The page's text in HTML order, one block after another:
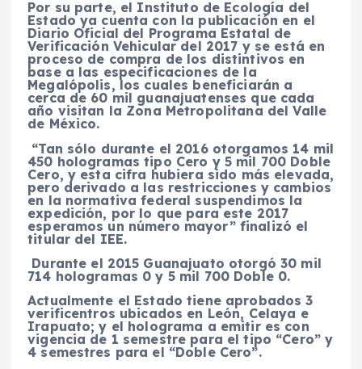
Por su parte, el Instituto de Ecología del
Estado ya cuenta con la publicación en el
Diario Oficial del Programa Estatal de
Verificación Vehicular del 2017 y se está en
proceso de compra de los distintivos en
base a las especificaciones de la
Megalópolis, los cuales beneficiarán a
cerca de 60 mil guanajuatenses que cada
año visitan la Zona Metropolitana del Valle
de México.
“Tan sólo durante el 2016 otorgamos 14 mil
450 hologramas tipo Cero y 5 mil 700 Doble
Cero, y esta cifra hubiera sido más elevada,
pero derivado a las restricciones y cambios
en la normativa federal suspendimos la
expedición, por lo que para este 2017
esperamos un número mayor” finalizó el
titular del IEE.
Durante el 2015 Guanajuato otorgó 30 mil
714 hologramas 0 y 5 mil 700 Doble 0.
Actualmente el Estado tiene aprobados 3
verificentros ubicados en León, Celaya e
Irapuato; y el holograma a emitir es con
vigencia de 1 semestre para el tipo “Cero” y
4 semestres para el “Doble Cero”.